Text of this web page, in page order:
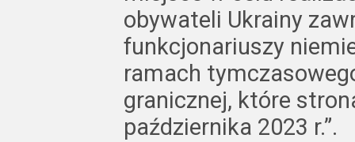
obywateli Ukrainy
funkcjonariuszy
ramach
granicznej, które
października 2023 r.”.